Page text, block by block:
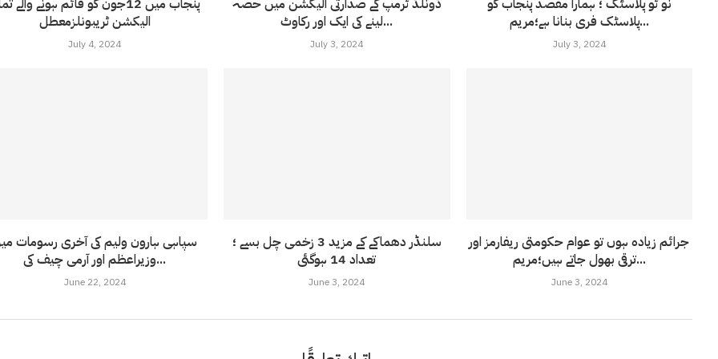
پنجاب میں 12جون کو قائم ہونے والے
الیکشن ٹریبونلزمعطل
July 4, 2024
ڈونلڈ ٹرمپ کے صدارتی الیکشن میں حصہ
لینے کی ایک اور رکاوٹ...
July 3, 2024
نو ٹو پلاسٹک ؛ ہمارا مقصد پنجاب کو
پلاسٹک فری بنانا ہے؛مریم...
July 3, 2024
سپاہی ہارون ولیم کی آخری رسومات
وزیراعظم اور آرمی چیف کی...
June 22, 2024
سلنڈر دھماکے کے مزید 3 زخمی چل بسے ؛
تعداد 14 ہوگئی
June 3, 2024
جرائم زیادہ ہوں تو عوام حکومتی ریفارمز اور
ترقی بھول جاتے ہیں؛مریم...
June 3, 2024